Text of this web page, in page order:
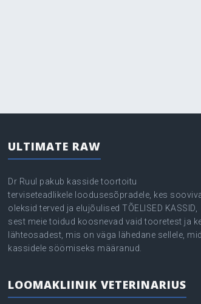
ULTIMATE RAW
Dr Ruul pakub kasside toortoitu
terviseteadlikele loodusesõpradele, kes
oleksid terved ja elujõulised TÕELISED KASSID,
sest meie toidud koosnevad vaid tooretest ja
lähteosadest, mis on väga lähedane sellele,
kassidele söömiseks määranud.
LOOMAKLIINIK VETERINARIUS